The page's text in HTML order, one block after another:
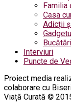
Familia
Casa
Adicții
Interviuri
Puncte de
Proiect media
colaborare cu
Viață Curată ©